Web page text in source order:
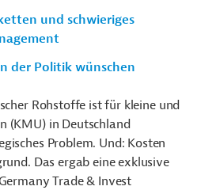
und schwieriges
der Politik wünschen
Rohstoffe ist für kleine und
(KMU) in Deutschland
Problem. Und: Kosten
Das ergab eine exklusive
Trade & Invest